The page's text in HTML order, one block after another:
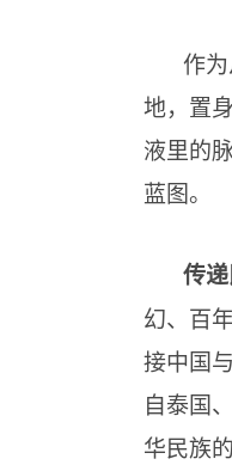
作
地，置
液里的
蓝图。
传
幻、百
接中国
自泰国
华民族